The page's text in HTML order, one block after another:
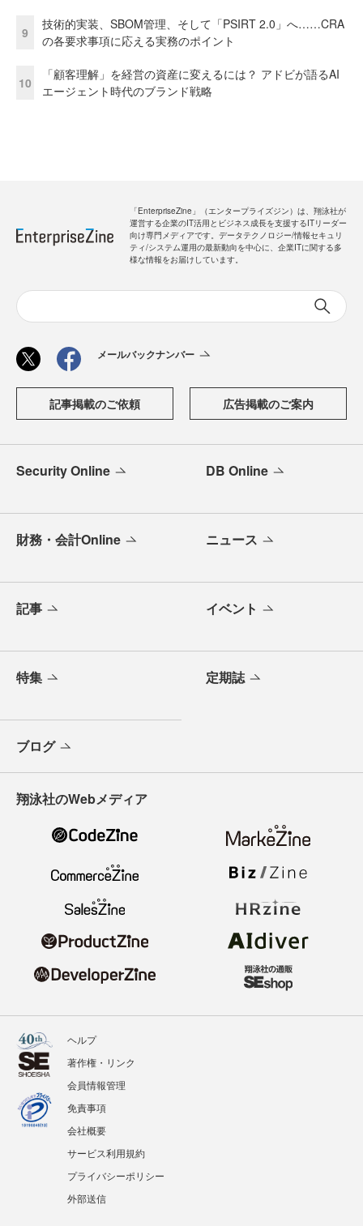
9
技術的実装、SBOM管理、そして「PSIRT 2.0」へ……CRA
の各要求事項に応える実務のポイント
10
「顧客理解」を経営の資産に変えるには？ アドビが語るAI
エージェント時代のブランド戦略
「EnterpriseZine」（エンタープライズジン）は、翔泳社が
運営する企業のIT活用とビジネス成長を支援するITリーダー
向け専門メディアです。データテクノロジー/情報セキュリ
ティ/システム運用の最新動向を中心に、企業ITに関する多
様な情報をお届けしています。
メールバックナンバー
記事掲載のご依頼 広告掲載のご案内
Security Online DB Online
財務・会計Online ニュース
記事 イベント
特集 定期誌
ブログ
翔泳社のWebメディア
ヘルプ
著作権・リンク
会員情報管理
免責事項
会社概要
サービス利用規約
プライバシーポリシー
外部送信